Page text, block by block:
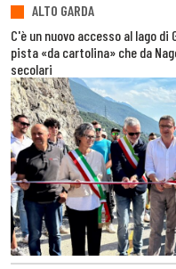
ALTO GARDA
C'è un nuovo accesso al lago
pista «da cartolina» che da
secolari